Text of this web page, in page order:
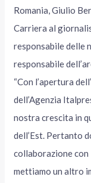
Romania, Giulio
Carriera al
responsabile delle
responsabile
“Con l’apertura
dell’Agenzia
nostra crescita in
dell’Est. Pertanto
collaborazione con
mettiamo un altro